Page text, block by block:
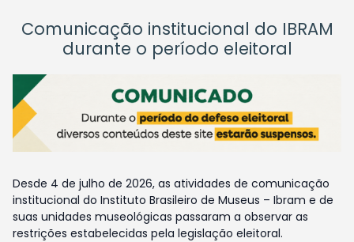
Comunicação institucional do IBRAM
durante o período eleitoral
Desde 4 de julho de 2026, as atividades de comunicação
institucional do Instituto Brasileiro de Museus – Ibram e de
suas unidades museológicas passaram a observar as
restrições estabelecidas pela legislação eleitoral.